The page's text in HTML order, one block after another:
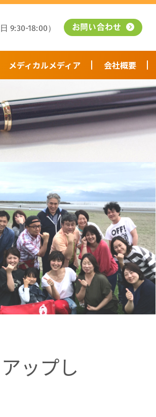
日 9:30-18:00） お問い合わせ
メディカルメディア 会社概要
ップし